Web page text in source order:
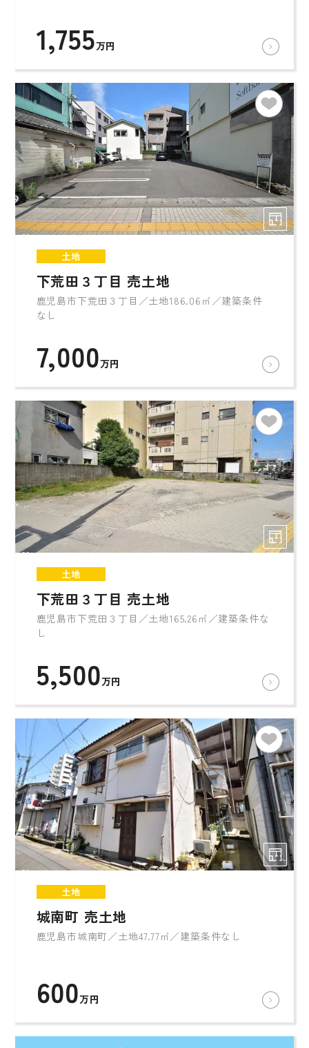
1,755万円
土地
下荒田３丁目 売土地
鹿児島市下荒田３丁目／土地186.06㎡／建築条件
なし
7,000万円
土地
下荒田３丁目 売土地
鹿児島市下荒田３丁目／土地165.26㎡／建築条件な
し
5,500万円
土地
城南町 売土地
鹿児島市城南町／土地47.77㎡／建築条件なし
600万円